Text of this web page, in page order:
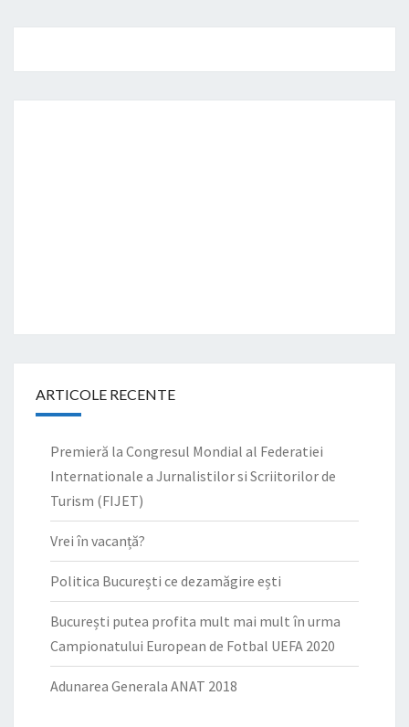
ARTICOLE RECENTE
Premieră la Congresul Mondial al Federatiei
Internationale a Jurnalistilor si Scriitorilor de
Turism (FIJET)
Vrei în vacanță?
Politica București ce dezamăgire ești
București putea profita mult mai mult în urma
Campionatului European de Fotbal UEFA 2020
Adunarea Generala ANAT 2018